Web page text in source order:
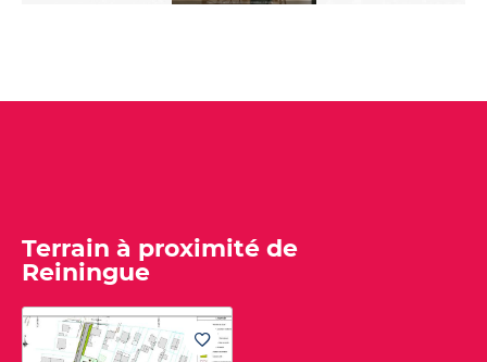
Terrain à proximité de
Reiningue